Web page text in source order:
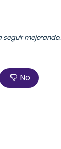
seguir mejorando.
No